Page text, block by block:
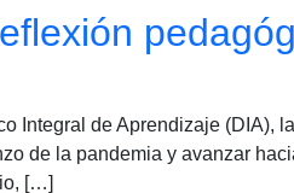
Integral de Aprendizaje (DIA),
de la pandemia y avanzar
[…]